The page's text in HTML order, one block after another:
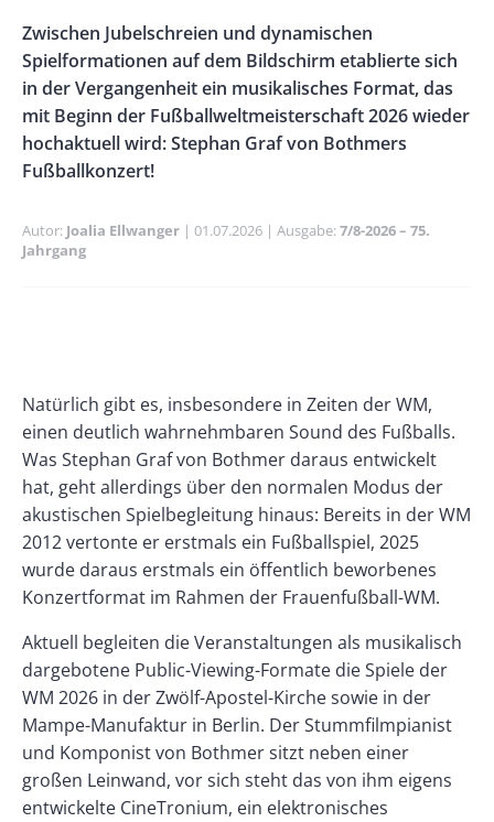
Vorspann
/
Teaser
Zwischen Jubelschreien und dynamischen
Spielformationen auf dem Bildschirm etablierte sich
in der Vergangenheit ein musikalisches Format, das
mit Beginn der Fußballweltmeisterschaft 2026 wieder
hochaktuell wird: Stephan Graf von Bothmers
Fußballkonzert!
Autor Joalia Ellwanger Publikationsdatum
01.07.2026 Ausgabe 7/8-2026 – 75.
Jahrgang
Right
Paragraphs
Text
Natürlich gibt es, insbesondere in Zeiten der WM,
einen deutlich wahrnehmbaren Sound des Fußballs.
Was Stephan Graf von Bothmer daraus entwickelt
hat, geht allerdings über den normalen Modus der
akustischen Spielbegleitung hinaus: Bereits in der WM
2012 vertonte er erstmals ein Fußballspiel, 2025
wurde daraus erstmals ein öffentlich beworbenes
Konzertformat im Rahmen der Frauenfußball-WM.
Aktuell begleiten die Veranstaltungen als musikalisch
dargebotene Public-Viewing-Formate die Spiele der
WM 2026 in der Zwölf-Apostel-Kirche sowie in der
Mampe-Manufaktur in Berlin. Der Stummfilmpianist
und Komponist von Bothmer sitzt neben einer
großen Leinwand, vor sich steht das von ihm eigens
entwickelte CineTronium, ein elektronisches